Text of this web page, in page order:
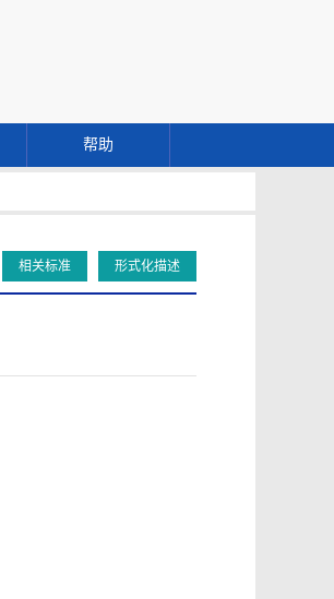
帮助
相关标准 形式化描述